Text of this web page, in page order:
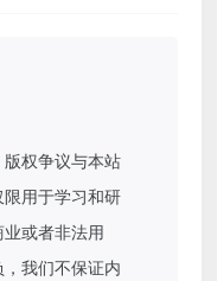
权争议与本站
用于学习和研
或者非法用
我们不保证内